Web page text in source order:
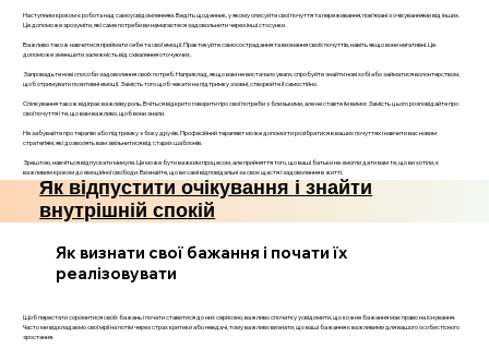
Наступним кроком є робота над самоусвідомленням. Ведіть щоденник, у якому описуйте свої почуття та переживання, пов’язані з очікуваннями від інших.
Це допоможе зрозуміти, які саме потреби ви намагаєтеся задовольнити через інші стосунки.
Важливо також навчитися приймати себе та свої емоції. Практикуйте самосострадання та визнання своїх почуттів, навіть якщо вони негативні. Це
допоможе зменшити залежність від схвалення оточуючих.
Запровадьте нові способи задоволення своїх потреб. Наприклад, якщо вам не вистачало уваги, спробуйте знайти нові хобі або займатися волонтерством,
щоб отримувати позитивні емоції. Замість того щоб чекати на підтримку ззовні, створюйте її самостійно.
Спілкування також відіграє важливу роль. Вчіться відкрито говорити про свої потреби з близькими, але не ставте їм вимог. Замість цього розповідайте про
свої почуття і те, що вам важливо, щоб вони знали.
Не забувайте про терапію або підтримку з боку друзів. Професійний терапевт може допомогти розібратися в ваших почуттях і навчити вас новим
стратегіям, які дозволять вам звільнитися від старих шаблонів.
Зрештою, навчіться відпускати минуле. Це може бути важким процесом, але прийняття того, що ваші батьки не змогли дати вам те, що ви хотіли, є
важливим кроком до емоційної свободи. Визнайте, що ви самі відповідальні за своє щастя і задоволення в житті.
Як відпустити очікування і знайти
внутрішній спокій
Як визнати свої бажання і почати їх
реалізовувати
Щоб перестати соромитися своїх бажань і почати ставитися до них серйозно, важливо спочатку усвідомити, що кожне бажання має право на існування.
Часто ми відкладаємо свої мрії на потім через страх критики або невдачі, тому важливо визнати, що ваші бажання є важливими для вашого особистісного
зростання.